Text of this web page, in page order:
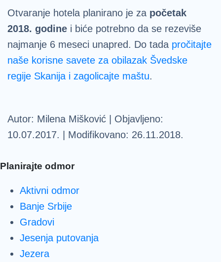
Otvaranje hotela planirano je za početak
2018. godine i biće potrebno da se rezeviše
najmanje 6 meseci unapred. Do tada pročitajte
naše korisne savete za obilazak Švedske
regije Skanija i zagolicajte maštu.
Autor: Milena Mišković | Objavljeno:
10.07.2017. | Modifikovano: 26.11.2018.
Planirajte odmor
Aktivni odmor
Banje Srbije
Gradovi
Jesenja putovanja
Jezera